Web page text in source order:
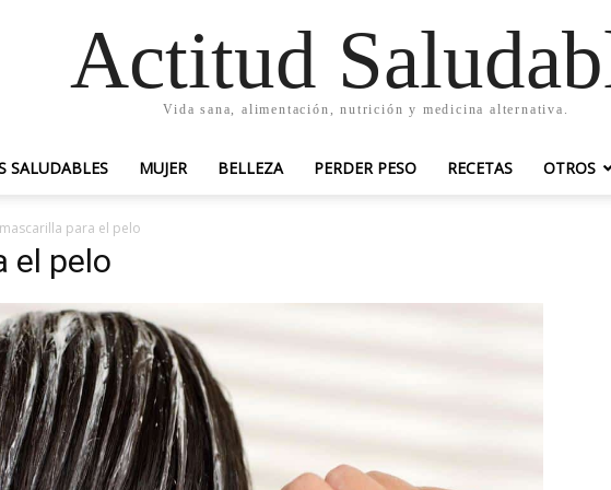
Actitud
Vida sana, alimentación, nutrición y medicina alternativa.
SALUDABLES MUJER BELLEZA PERDER PESO RECETAS OTROS
mascarilla para el pelo
el pelo